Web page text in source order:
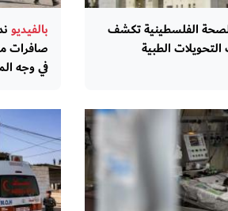
الفلسطينية تكشف
الطبية
بالفيديو
صافرات
في وجه